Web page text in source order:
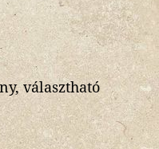
választható